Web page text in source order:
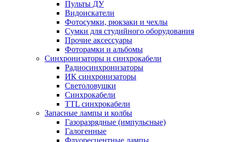
Пульты ДУ
Видоискатели
Фотосумки, рюкзаки и чехлы
Сумки для студийного оборудования
Прочие аксессуары
Фоторамки и альбомы
Синхронизаторы и синхрокабели
Радиосинхронизаторы
ИК синхронизаторы
Светоловушки
Синхрокабели
TTL синхрокабели
Запасные лампы и колбы
Газоразрядные (импульсные)
Галогенные
Флуоресцентные лампы